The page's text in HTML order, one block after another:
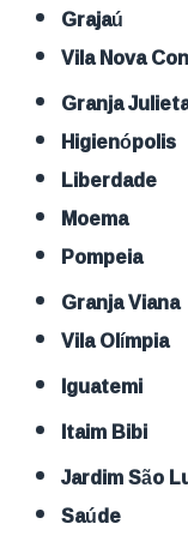
Grajaú
Vila Nova
Granja
Higienópolis
Liberdade
Moema
Pompeia
Granja Viana
Vila Olímpia
Iguatemi
Itaim Bibi
Jardim São
Saúde